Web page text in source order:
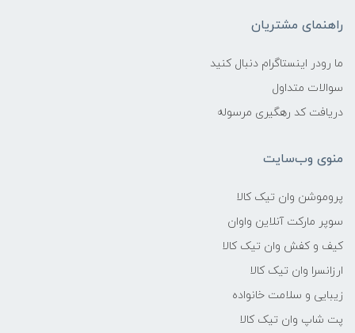
راهنمای مشتریان
ما رودر اینستاگرام دنبال کنید
سوالات متداول
دریافت کد رهگیری مرسوله
منوی وب‌سایت
پروموشن وان تیک کالا
سوپر مارکت آنلاین واوان
کیف و کفش وان تیک کالا
ارزانسرا وان تیک کالا
زیبایی و سلامت خانواده
پت شاپ وان تیک کالا